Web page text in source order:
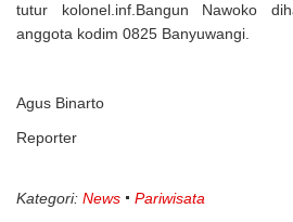
tutur kolonel.inf.Bangun Nawoko
anggota kodim 0825 Banyuwangi.
Agus Binarto
Reporter
Kategori: News Pariwisata